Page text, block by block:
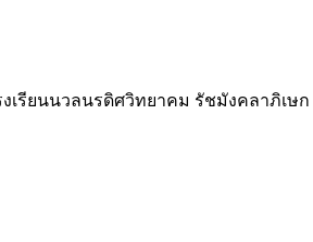
รียนนวลนรดิศวิทยาคม รัชมังคลาภิเ